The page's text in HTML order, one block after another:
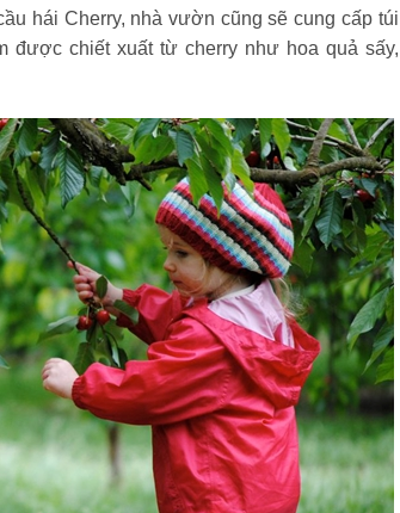
hái Cherry, nhà vườn cũng sẽ cung cấp túi
được chiết xuất từ cherry như hoa quả sấy,